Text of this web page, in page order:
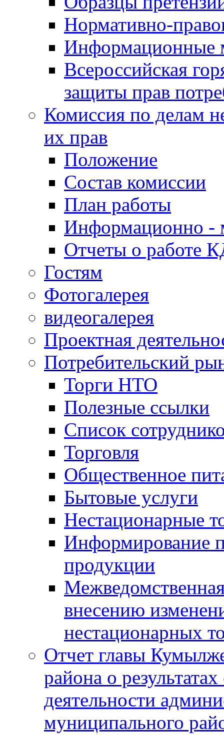
Нормативно-
Информационные
Всероссийская
защиты прав
Комиссия по делам
их прав
Положение
Состав комиссии
План работы
Информационно -
Отчеты о работе
Гостям
Фотогалерея
видеогалерея
Проектная
Потребительский
Торги НТО
Полезные ссылки
Список
Торговля
Общественное
Бытовые услуги
Нестационарные
Информирование
продукции
внесению
нестационарных
Отчет главы
района о
деятельности
муниципального